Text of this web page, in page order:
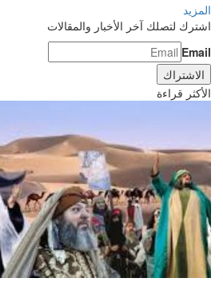
المزيد
اشترك لتصلك آخر الأخبار والمقالات
Email
الأكثر قراءة